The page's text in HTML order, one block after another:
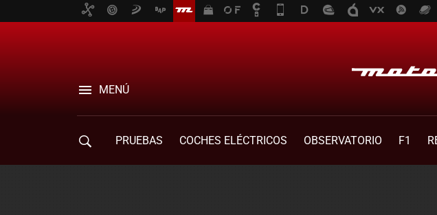
MENÚ
PRUEBAS COCHES ELÉCTRICOS OBSERVATORIO F1